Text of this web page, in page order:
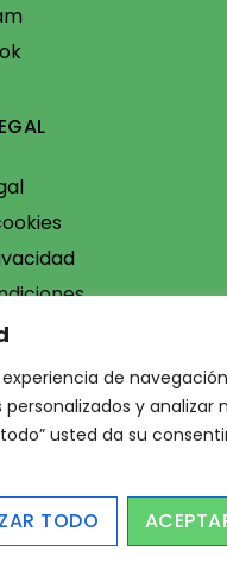
de
y analizar
usted da su
TODO
| Diseñado por
clic